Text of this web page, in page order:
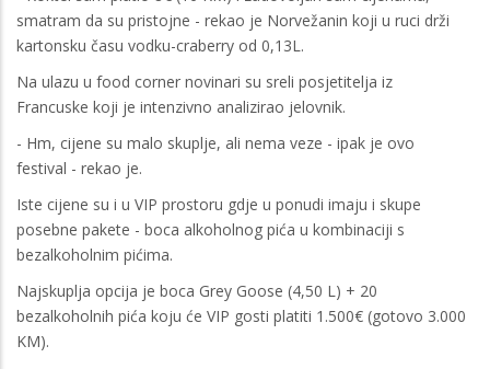
smatram da su pristojne - rekao je Norvežanin koji u ruci drži
kartonsku času vodku-craberry od 0,13L.
Na ulazu u food corner novinari su sreli posjetitelja iz
Francuske koji je intenzivno analizirao jelovnik.
- Hm, cijene su malo skuplje, ali nema veze - ipak je ovo
festival - rekao je.
Iste cijene su i u VIP prostoru gdje u ponudi imaju i skupe
posebne pakete - boca alkoholnog pića u kombinaciji s
bezalkoholnim pićima.
Najskuplja opcija je boca Grey Goose (4,50 L) + 20
bezalkoholnih pića koju će VIP gosti platiti 1.500€ (gotovo 3.000
KM).